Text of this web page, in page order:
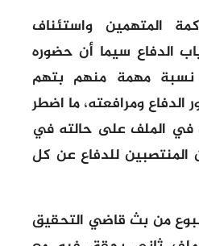
المتهمين واستئناف
الدفاع سيما أن حضوره
نسبة مهمة منهم بتهم
ومرافعته، ما اضطر
في الملف على حالته في
المنتصبين للدفاع عن كل
من بث قاضي التحقيق